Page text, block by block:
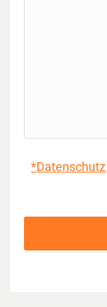
*Datenschutz